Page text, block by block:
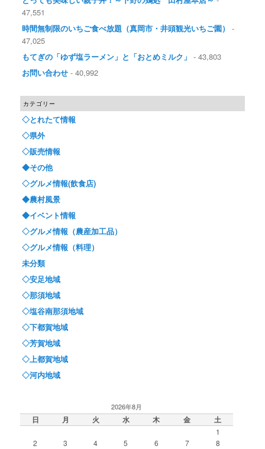
47,551
時間無制限のいちご食べ放題（真岡市・井頭観光いちご園）
-
47,025
もてぎの「ゆず塩ラーメン」と「おとめミルク」 - 43,803
お問い合わせ - 40,992
カテゴリー
◇とれたて情報
◇県外
◇販売情報
◆その他
◇グルメ情報(飲食店)
◆農村風景
◆イベント情報
◇グルメ情報（農産加工品）
◇グルメ情報（料理）
未分類
◇安足地域
◇那須地域
◇塩谷南那須地域
◇下都賀地域
◇芳賀地域
◇上都賀地域
◇河内地域
2026年8月
日 月 火 水 木 金 土
1
2
3 4 5 6 7
8